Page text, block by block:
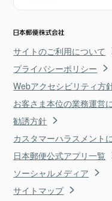
サイトのご利用について
プライバシーポリシー
Webアクセシビリティ方
お客さま本位の業務運営
勧誘方針
カスタマーハラスメント
日本郵便公式アプリ一覧
ソーシャルメディア
サイトマップ